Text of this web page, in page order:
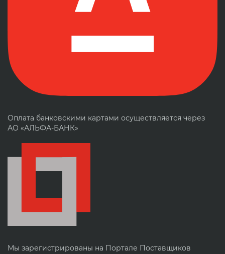
Оплата банковскими картами осуществляется через
АО «АЛЬФА-БАНК»
Мы зарегистрированы на Портале Поставщиков